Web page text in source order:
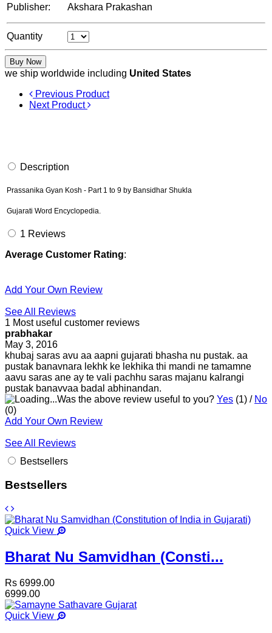
Publisher:
Akshara Prakashan
Quantity
Buy Now
we ship worldwide including United States
Previous Product
Next Product
Description
Prassanika Gyan Kosh - Part 1 to 9 by Bansidhar Shukla
Gujarati Word Encyclopedia.
1 Reviews
Average Customer Rating:
Add Your Own Review
See All Reviews
1 Most useful customer reviews
prabhakar
May 3, 2016
khubaj saras avu aa aapni gujarati bhasha nu pustak. aa
pustak banavnara lekhk ke lekhika thi mandi ne tamamne
aavu saras ane ay te vali pachhu saras majanu kalrangi
pustak banavvaa badal abhinandan.
Was the above review useful to you? Yes (1) / No
(0)
Add Your Own Review
See All Reviews
Bestsellers
Bestsellers
Quick View
Bharat Nu Samvidhan (Consti...
Rs 6999.00
6999.00
Quick View